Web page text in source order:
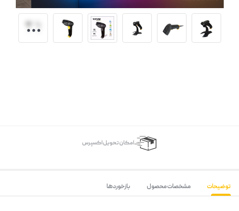
اﻣﮑﺎن ﺗﺤﻮﯾﻞ اﮐﺴﭙﺮس
توضیحات مشخصات محصول بازخوردها